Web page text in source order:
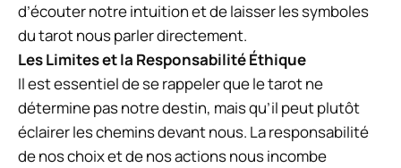
d’écouter notre intuition et de laisser les symboles
du tarot nous parler directement.
Les Limites et la Responsabilité Éthique
Il est essentiel de se rappeler que le tarot ne
détermine pas notre destin, mais qu’il peut plutôt
éclairer les chemins devant nous. La responsabilité
de nos choix et de nos actions nous incombe